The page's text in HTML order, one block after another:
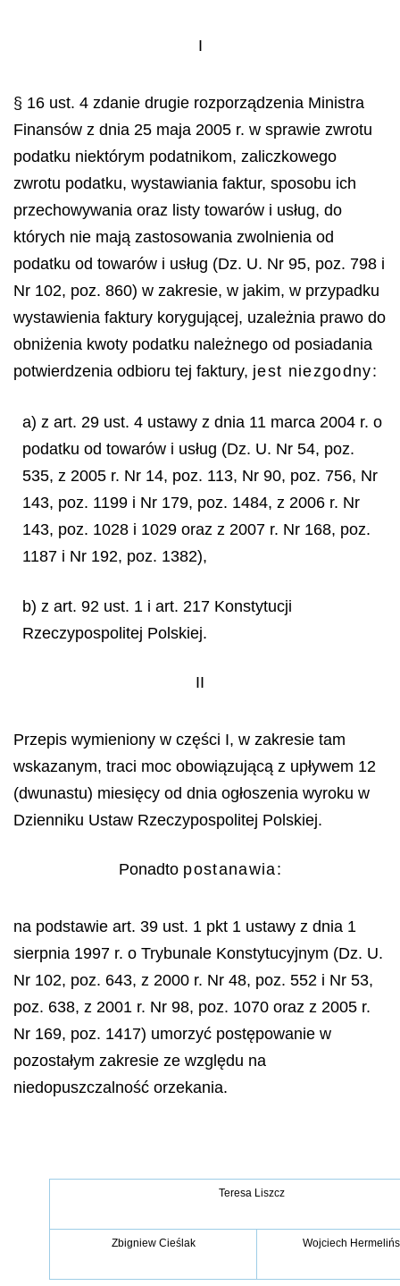
I
§ 16 ust. 4 zdanie drugie rozporządzenia Ministra
Finansów z dnia 25 maja 2005 r. w sprawie zwrotu
podatku niektórym podatnikom, zaliczkowego
zwrotu podatku, wystawiania faktur, sposobu ich
przechowywania oraz listy towarów i usług, do
których nie mają zastosowania zwolnienia od
podatku od towarów i usług (Dz. U. Nr 95, poz. 798 i
Nr 102, poz. 860) w zakresie, w jakim, w przypadku
wystawienia faktury korygującej, uzależnia prawo do
obniżenia kwoty podatku należnego od posiadania
potwierdzenia odbioru tej faktury, jest niezgodny:
a) z art. 29 ust. 4 ustawy z dnia 11 marca 2004 r. o
podatku od towarów i usług (Dz. U. Nr 54, poz.
535, z 2005 r. Nr 14, poz. 113, Nr 90, poz. 756, Nr
143, poz. 1199 i Nr 179, poz. 1484, z 2006 r. Nr
143, poz. 1028 i 1029 oraz z 2007 r. Nr 168, poz.
1187 i Nr 192, poz. 1382),
b) z art. 92 ust. 1 i art. 217 Konstytucji
Rzeczypospolitej Polskiej.
II
Przepis wymieniony w części I, w zakresie tam
wskazanym, traci moc obowiązującą z upływem 12
(dwunastu) miesięcy od dnia ogłoszenia wyroku w
Dzienniku Ustaw Rzeczypospolitej Polskiej.
Ponadto postanawia:
na podstawie art. 39 ust. 1 pkt 1 ustawy z dnia 1
sierpnia 1997 r. o Trybunale Konstytucyjnym (Dz. U.
Nr 102, poz. 643, z 2000 r. Nr 48, poz. 552 i Nr 53,
poz. 638, z 2001 r. Nr 98, poz. 1070 oraz z 2005 r.
Nr 169, poz. 1417) umorzyć postępowanie w
pozostałym zakresie ze względu na
niedopuszczalność orzekania.
Teresa Liszcz
Zbigniew Cieślak Wojciech Hermeliń